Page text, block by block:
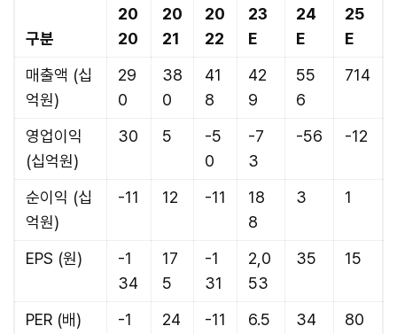
구분
20
20
20
21
20
22
23
E
24
E
25
E
매출액 (십
억원)
29
0
38
0
41
8
42
9
55
6
714
영업이익
(십억원)
30 5
-5
0
-7
3
-56 -12
순이익 (십
억원)
-11 12 -11
18
8
3 1
EPS (원)
-1
34
17
5
-1
31
2,0
53
35 15
PER (배)
-1
24
-11
6.5
34
80